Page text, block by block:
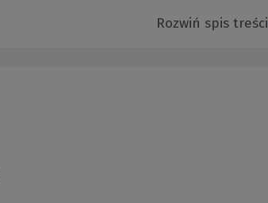
Rozwiń spis treści